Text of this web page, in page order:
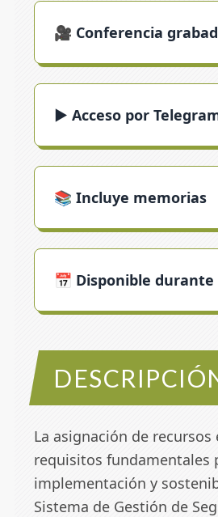
🎥 Conferencia
▶️ Acceso por
📚 Incluye memorias
📅 Disponible durante
La asignación de recursos
requisitos fundamentales
implementación y
Sistema de Gestión de